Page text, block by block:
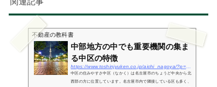
不動産の教科書
中部地方の中でも重要機関の集ま
る中区の特徴
https://www.toshinjyuken.co.jp/aichi_nagoya/?p=275
中区の住みやすさ中区（なかく）は名古屋市のちょうど中央から北
西部の方に位置しています。名古屋市内で隣接している区も多く、